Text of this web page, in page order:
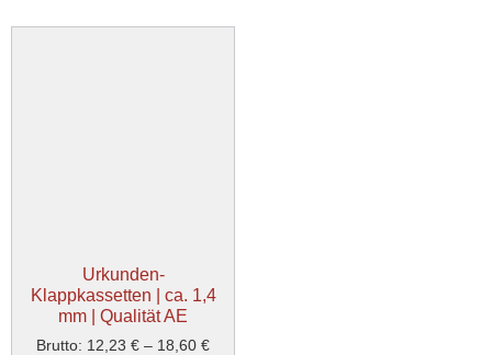
Urkunden-
Klappkassetten | ca. 1,4
mm | Qualität AE
Brutto: 12,23 € – 18,60 €